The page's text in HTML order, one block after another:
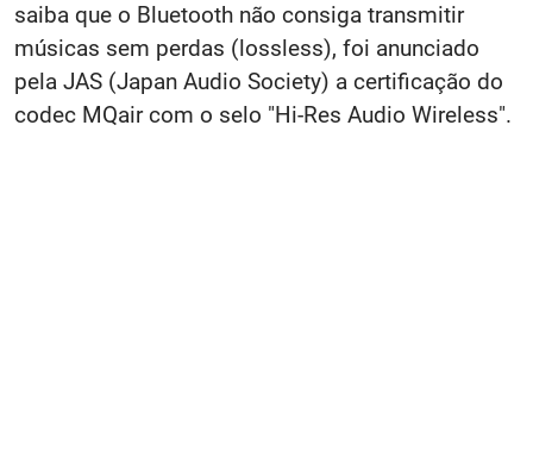
saiba que o Bluetooth não consiga transmitir
músicas sem perdas (lossless), foi anunciado
pela JAS (Japan Audio Society) a certificação do
codec MQair com o selo "Hi-Res Audio Wireless".